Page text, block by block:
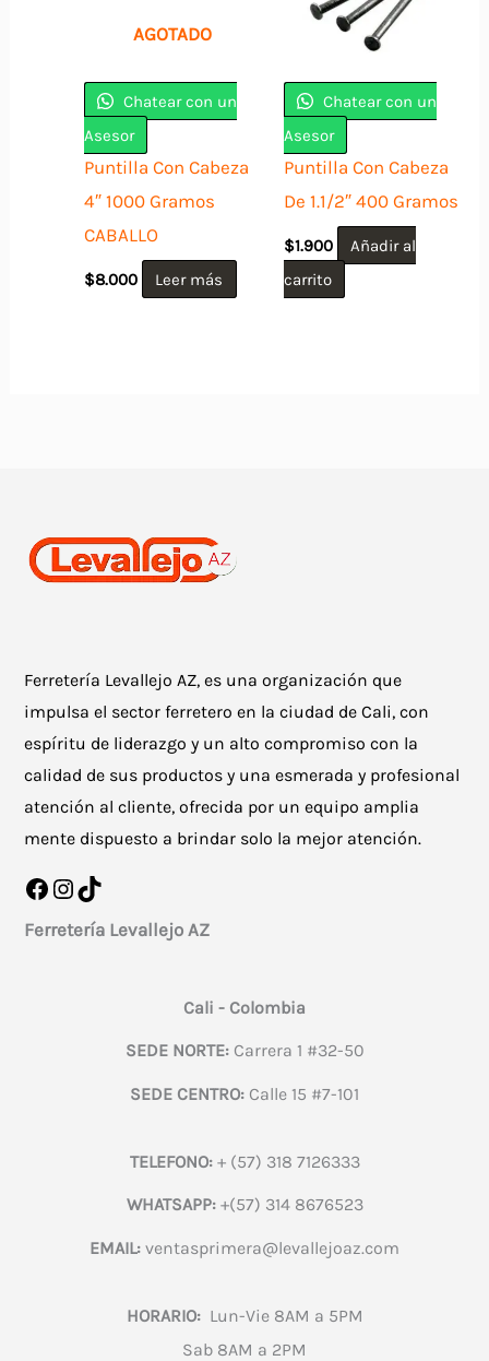
AGOTADO
Chatear con un
Asesor
Puntilla Con Cabeza
4″ 1000 Gramos
CABALLO
$8.000 Leer más
Chatear con un
Asesor
Puntilla Con Cabeza
De 1.1/2″ 400 Gramos
$1.900
Añadir al
carrito
Ferretería Levallejo AZ, es una organización que
impulsa el sector ferretero en la ciudad de Cali, con
espíritu de liderazgo y un alto compromiso con la
calidad de sus productos y una esmerada y profesional
atención al cliente, ofrecida por un equipo amplia
mente dispuesto a brindar solo la mejor atención.
Facebook
Instagram
TikTok
Ferretería Levallejo AZ
Cali - Colombia
SEDE NORTE:Carrera 1 #32-50
SEDE CENTRO: Calle 15 #7-101
TELEFONO:+ (57) 318 7126333
WHATSAPP:+(57) 314 8676523
EMAIL: ventasprimera@levallejoaz.com
HORARIO:Lun-Vie 8AM a 5PM
Sab 8AM a 2PM